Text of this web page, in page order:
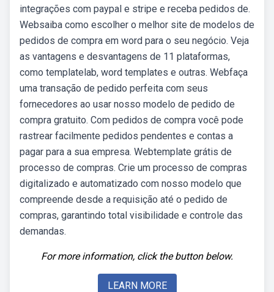
integrações com paypal e stripe e receba pedidos de.
Websaiba como escolher o melhor site de modelos de
pedidos de compra em word para o seu negócio. Veja
as vantagens e desvantagens de 11 plataformas,
como templatelab, word templates e outras. Webfaça
uma transação de pedido perfeita com seus
fornecedores ao usar nosso modelo de pedido de
compra gratuito. Com pedidos de compra você pode
rastrear facilmente pedidos pendentes e contas a
pagar para a sua empresa. Webtemplate grátis de
processo de compras. Crie um processo de compras
digitalizado e automatizado com nosso modelo que
compreende desde a requisição até o pedido de
compras, garantindo total visibilidade e controle das
demandas.
For more information, click the button below.
LEARN MORE